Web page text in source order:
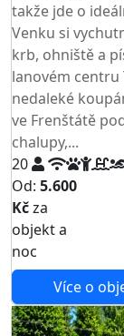
takže jde o
Venku si
krb, ohniště a
lanovém centru
nedaleké
ve Frenštátě
chalupy,...
20
Od: 5.600
Kčza
objekt a
noc
Více o